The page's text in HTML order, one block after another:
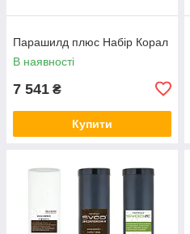
Парашилд плюс Набір Корал
В наявності
7 541 ₴
Купити